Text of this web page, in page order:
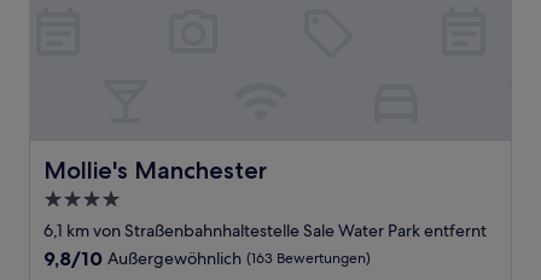
Mollie's Manchester
Mollie's Manchester
4.0-
Sterne-
Unterkunft
6,1 km von Straßenbahnhaltestelle Sale Water Park entfernt
9.8
9,8/10 Außergewöhnlich (163 Bewertungen)